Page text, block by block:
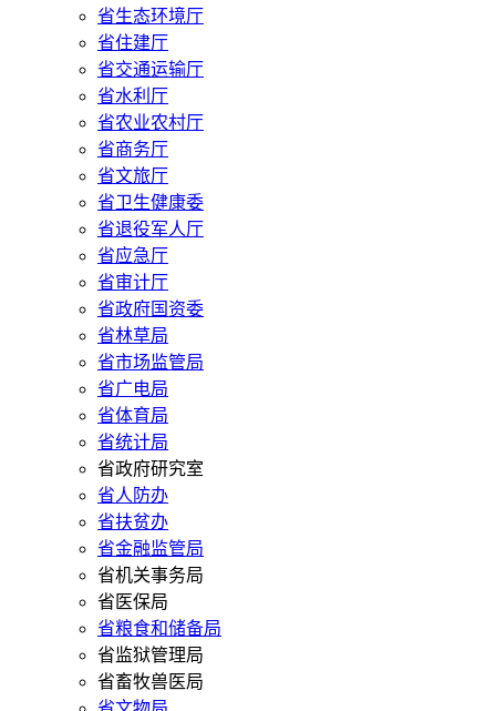
省生态环境厅
省住建厅
省交通运输厅
省水利厅
省农业农村厅
省商务厅
省文旅厅
省卫生健康委
省退役军人厅
省应急厅
省审计厅
省政府国资委
省林草局
省市场监管局
省广电局
省体育局
省统计局
省政府研究室
省人防办
省扶贫办
省金融监管局
省机关事务局
省医保局
省粮食和储备局
省监狱管理局
省畜牧兽医局